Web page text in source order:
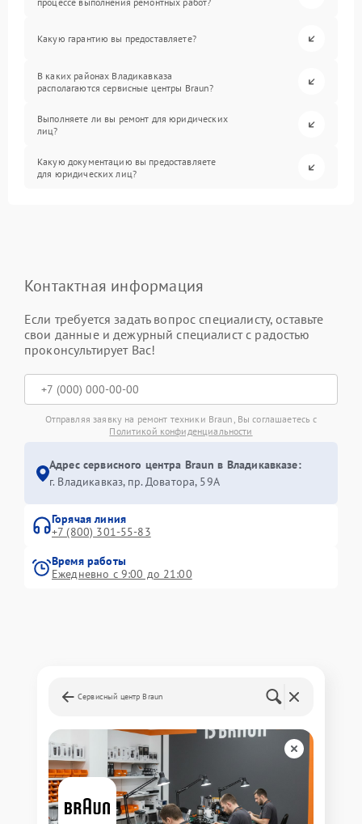
Какую гарантию вы предоставляете?
В каких районах Владикавказа
располагаются сервисные центры Braun?
Выполняете ли вы ремонт для юридических
лиц?
Какую документацию вы предоставляете
для юридических лиц?
Контактная информация
Если требуется задать вопрос специалисту, оставьте
свои данные и дежурный специалист с радостью
проконсультирует Вас!
Отправляя заявку на ремонт техники Braun, Вы соглашаетесь с
Политикой конфиденциальности
Адрес сервисного центра Braun в Владикавказе:
г. Владикавказ, пр. Доватора, 59А
Горячая линия
+7 (800) 301-55-83
Время работы
Ежедневно с 9:00 до 21:00
Сервисный центр Braun